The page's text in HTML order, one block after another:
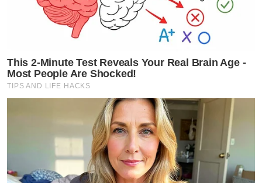
This 2-Minute Test Reveals Your Real Brain Age -
Most People Are Shocked!
TIPS AND LIFE HACKS